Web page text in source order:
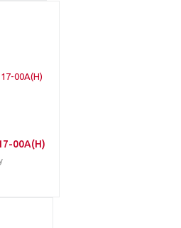
00A(H)